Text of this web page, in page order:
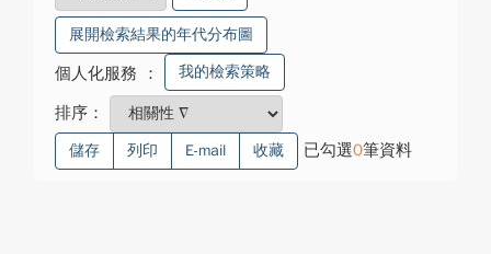
展開檢索結果的年代分布圖
個人化服務 ： 我的檢索策略
排序：
儲存 列印 E-mail 收藏 已勾選0筆資料